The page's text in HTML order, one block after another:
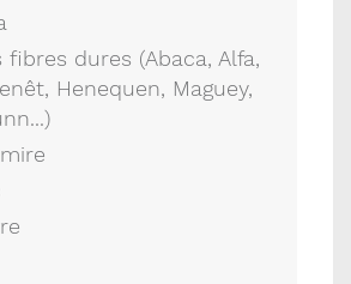
fibres dures (Abaca, Alfa,
Henequen, Maguey,